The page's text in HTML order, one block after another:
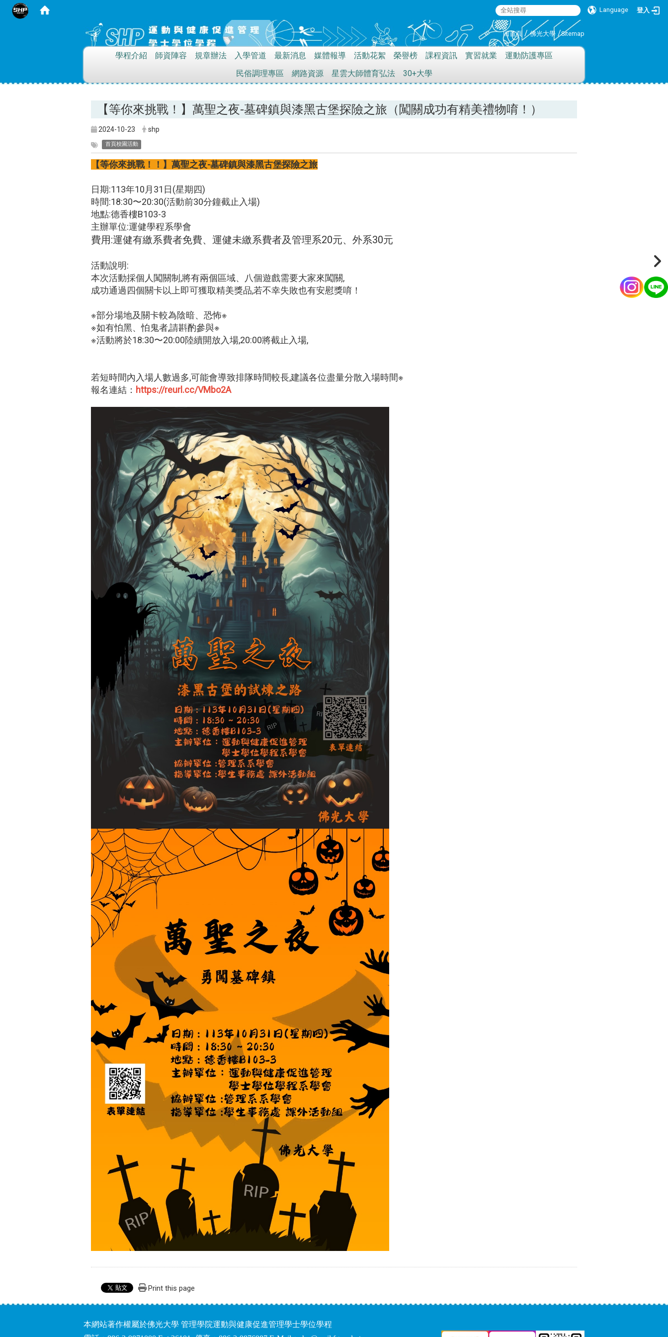
Language 登入
::: 回首頁 /佛光大學 /Sitemap
::: 學程介紹 師資陣容 規章辦法 入學管道 最新消息 媒體報導 活動花絮 榮譽榜 課程資訊 實習就業
運動防護專區
民俗調理專區
網路資源 星雲大師體育弘法 30+大學
【等你來挑戰！】萬聖之夜-墓碑鎮與漆黑古堡探險之旅（闖關成功有精美禮物唷！）
2024-10-23 shp
首頁校園活動
【等你來挑戰！！】萬聖之夜-墓碑鎮與漆黑古堡探險之旅
日期:113年10月31日(星期四)
時間:18:30〜20:30(活動前30分鐘截止入場)
地點:德香樓B103-3
主辦單位:運健學程系學會
費用:運健有繳系費者免費、運健未繳系費者及管理系20元、外系30元
活動說明:
本次活動採個人闖關制,將有兩個區域、八個遊戲需要大家來闖關,
成功通過四個關卡以上即可獲取精美獎品,若不幸失敗也有安慰獎唷！
※部分場地及關卡較為陰暗、恐怖※
※如有怕黑、怕鬼者,請斟酌參與※
※活動將於18:30〜20:00陸續開放入場,20:00將截止入場,
若短時間內入場人數過多,可能會導致排隊時間較長,建議各位盡量分散入場時間※
報名連結： https://reurl.cc/VMbo2A
Print this page
本網站著作權屬於佛光大學 管理學院運動與健康促進管理學士學位學程